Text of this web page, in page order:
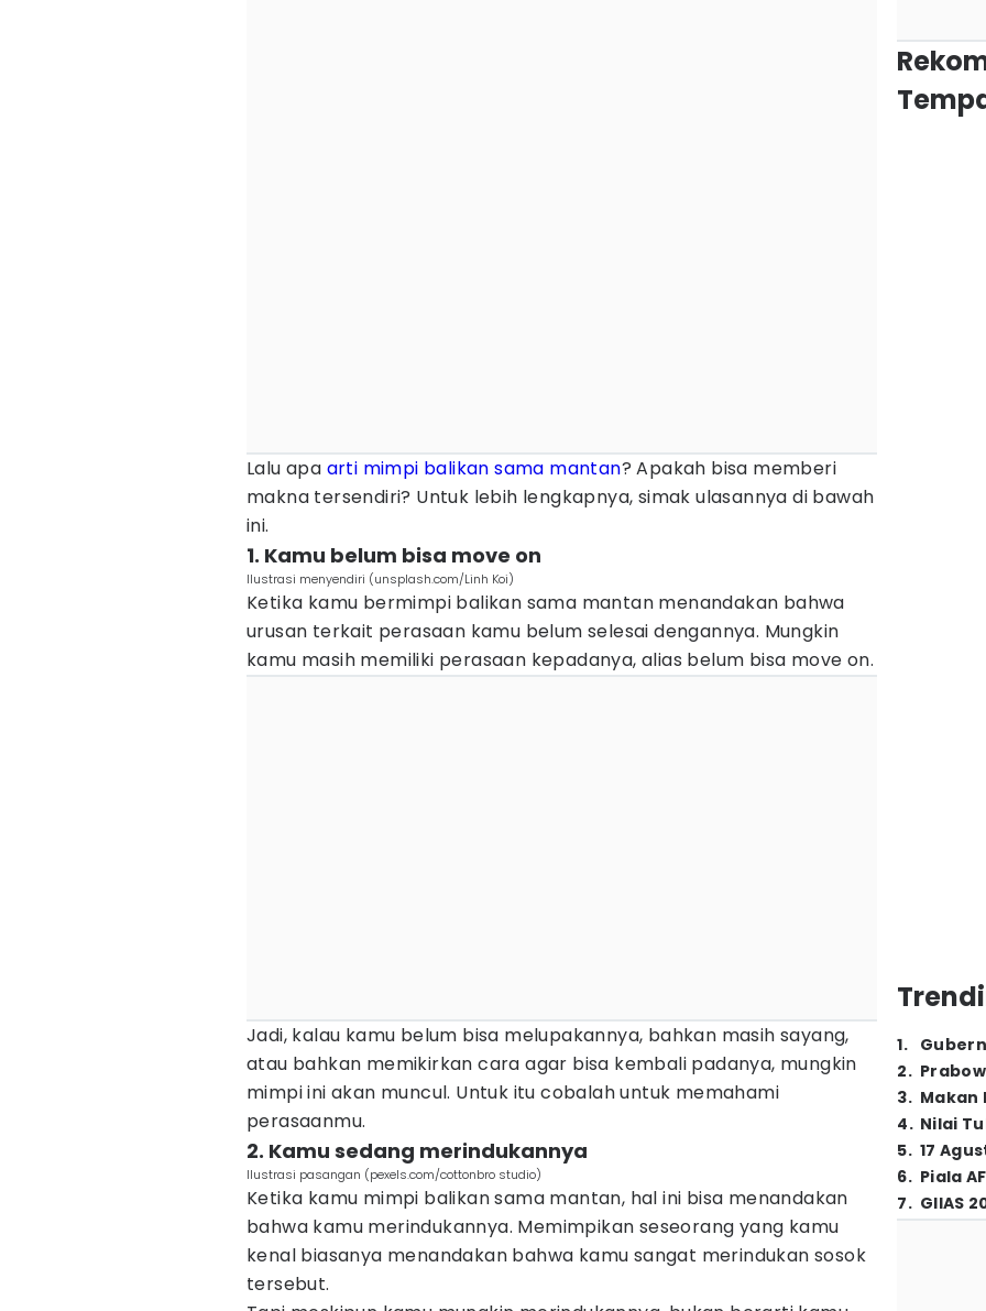
Lalu apa arti mimpi balikan sama mantan? Apakah bisa memberi
makna tersendiri? Untuk lebih lengkapnya, simak ulasannya di bawah
ini.
1. Kamu belum bisa move on
Ilustrasi menyendiri (unsplash.com/Linh Koi)
Ketika kamu bermimpi balikan sama mantan menandakan bahwa
urusan terkait perasaan kamu belum selesai dengannya. Mungkin
kamu masih memiliki perasaan kepadanya, alias belum bisa move on.
Jadi, kalau kamu belum bisa melupakannya, bahkan masih sayang,
atau bahkan memikirkan cara agar bisa kembali padanya, mungkin
mimpi ini akan muncul. Untuk itu cobalah untuk memahami
perasaanmu.
2. Kamu sedang merindukannya
Ilustrasi pasangan (pexels.com/cottonbro studio)
Ketika kamu mimpi balikan sama mantan, hal ini bisa menandakan
bahwa kamu merindukannya. Memimpikan seseorang yang kamu
kenal biasanya menandakan bahwa kamu sangat merindukan sosok
tersebut.
1.
2.
3. Makan
4. Nilai
5. 17
6. Piala
7. GIIAS